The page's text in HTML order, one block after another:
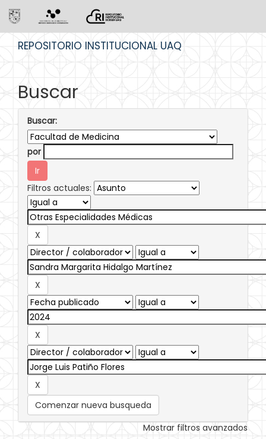
REPOSITORIO INSTITUCIONAL UAQ
Buscar
Buscar:
por
Filtros actuales:
Comenzar nueva busqueda
Mostrar filtros avanzados